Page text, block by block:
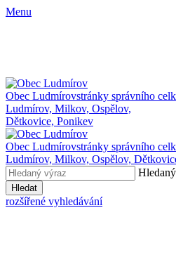
Menu
Obec Ludmírovstránky správního
Ludmírov, Milkov, Ospělov,
Dětkovice, Ponikev
Obec Ludmírovstránky správního
Ludmírov, Milkov, Ospělov,
Hledat
rozšířené vyhledávání